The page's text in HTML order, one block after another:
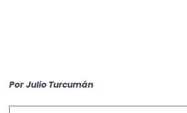
Por Julio Turcumán